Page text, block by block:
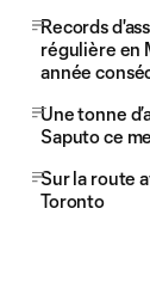
Records
régulière en
année
Une tonne
Saputo ce
Sur la route
Toronto